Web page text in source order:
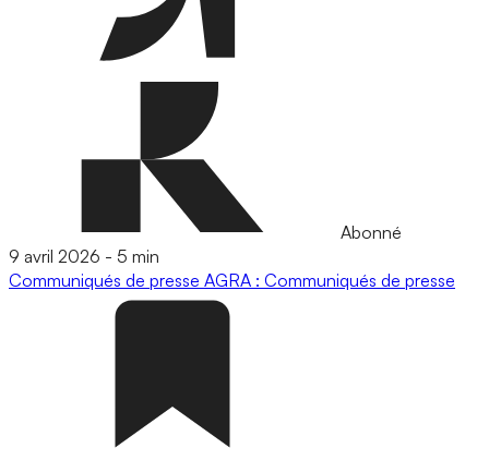
Abonné
9 avril 2026 - 5 min
Communiqués de presse AGRA : Communiqués de presse